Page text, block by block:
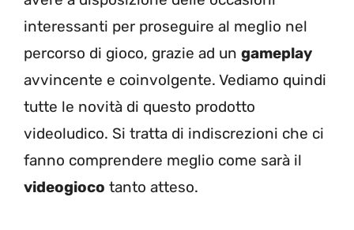
interessanti per proseguire al meglio nel
percorso di gioco, grazie ad un gameplay
avvincente e coinvolgente. Vediamo quindi
tutte le novità di questo prodotto
videoludico. Si tratta di indiscrezioni che ci
fanno comprendere meglio come sarà il
videogioco tanto atteso.